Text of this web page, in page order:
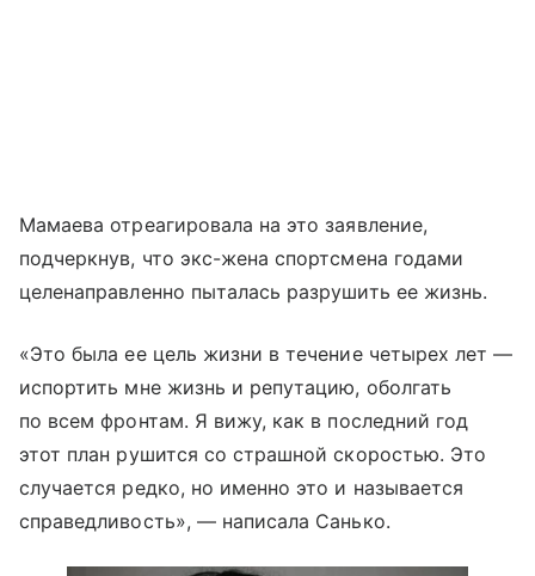
Мамаева отреагировала на это заявление,
подчеркнув, что экс-жена спортсмена годами
целенаправленно пыталась разрушить ее жизнь.
«Это была ее цель жизни в течение четырех лет —
испортить мне жизнь и репутацию, оболгать
по всем фронтам. Я вижу, как в последний год
этот план рушится со страшной скоростью. Это
случается редко, но именно это и называется
справедливость», — написала Санько.